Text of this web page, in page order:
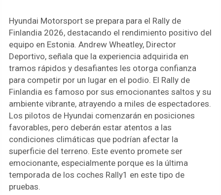
Hyundai Motorsport se prepara para el Rally de
Finlandia 2026, destacando el rendimiento positivo del
equipo en Estonia. Andrew Wheatley, Director
Deportivo, señala que la experiencia adquirida en
tramos rápidos y desafiantes les otorga confianza
para competir por un lugar en el podio. El Rally de
Finlandia es famoso por sus emocionantes saltos y su
ambiente vibrante, atrayendo a miles de espectadores.
Los pilotos de Hyundai comenzarán en posiciones
favorables, pero deberán estar atentos a las
condiciones climáticas que podrían afectar la
superficie del terreno. Este evento promete ser
emocionante, especialmente porque es la última
temporada de los coches Rally1 en este tipo de
pruebas.